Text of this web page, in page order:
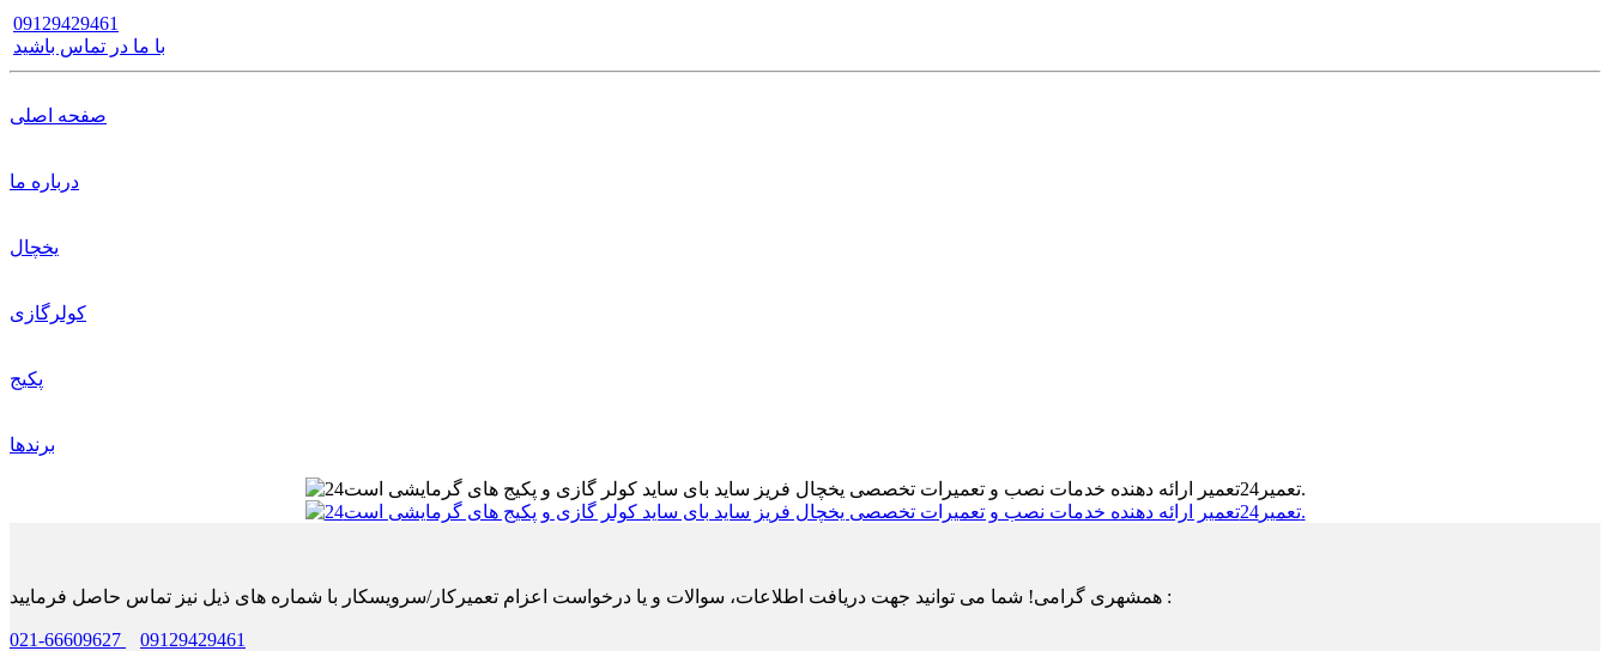
09129429461
با ما در تماس باشید
صفحه اصلی
درباره ما
یخچال
کولرگازی
پکیج
برندها
همشهری گرامی! شما می توانید جهت دریافت اطلاعات، سوالات و یا درخواست اعزام تعمیرکار/سرویسکار با شماره های ذیل نیز تماس حاصل فرمایید :
021-66609627 09129429461